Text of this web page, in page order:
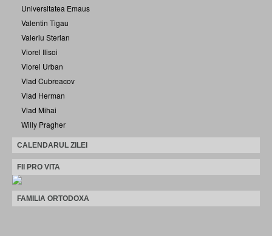
Universitatea Emaus
Valentin Tigau
Valeriu Sterian
Viorel Ilisoi
Viorel Urban
Vlad Cubreacov
Vlad Herman
Vlad Mihai
Willy Pragher
CALENDARUL ZILEI
FII PRO VITA
FAMILIA ORTODOXA